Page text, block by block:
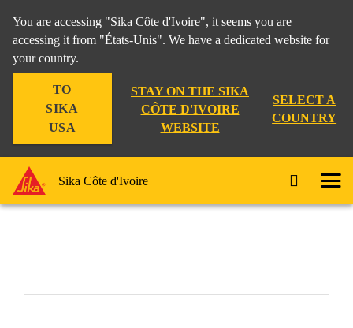
You are accessing "Sika Côte d'Ivoire", it seems you are
accessing it from "États-Unis". We have a dedicated website for
your country.
TO
SIKA
USA
STAY ON THE SIKA
CÔTE D'IVOIRE
WEBSITE
SELECT A
COUNTRY
Sika Côte d'Ivoire
Sikalastic®-641